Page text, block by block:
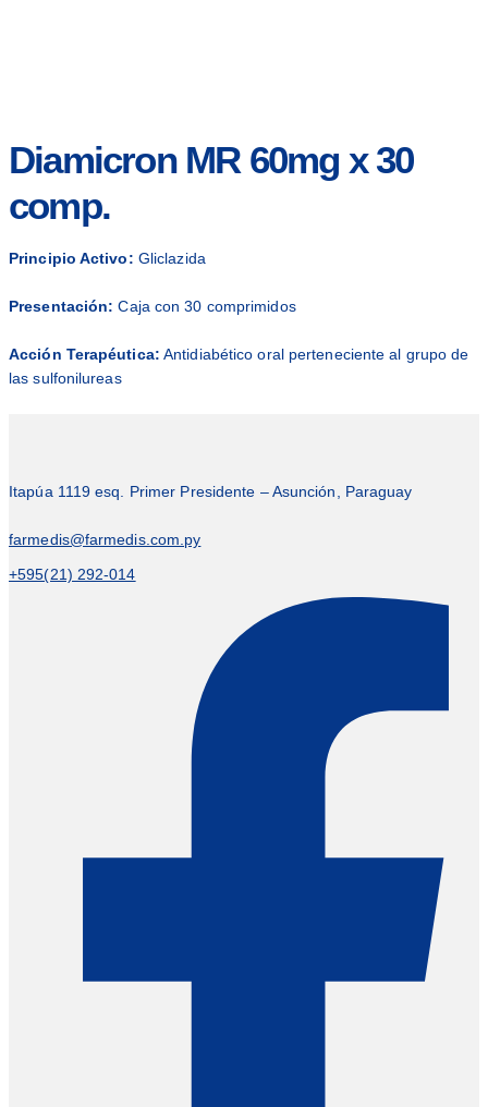
Diamicron MR 60mg x 30
comp.
Principio Activo: Gliclazida
Presentación: Caja con 30 comprimidos
Acción Terapéutica: Antidiabético oral perteneciente al grupo de
las sulfonilureas
Itapúa 1119 esq. Primer Presidente – Asunción, Paraguay
farmedis@farmedis.com.py
+595(21) 292-014